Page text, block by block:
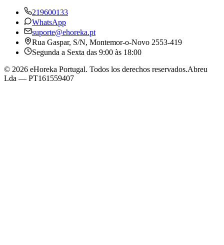
219600133
WhatsApp
suporte@ehoreka.pt
Rua Gaspar, S/N, Montemor-o-Novo 2553-419
Segunda a Sexta das 9:00 às 18:00
© 2026 eHoreka Portugal. Todos los derechos reservados.Abreu
Lda — PT161559407